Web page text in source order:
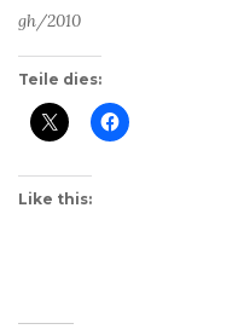
gh/2010
Teile dies:
Like this: